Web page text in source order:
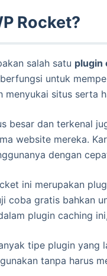
Rocket?
salah satu plugin
untuk
menyukai situs serta
besar dan terkenal
website mereka.
dengan
ini merupakan
coba gratis bahkan
plugin caching
tipe plugin yang
tanpa harus